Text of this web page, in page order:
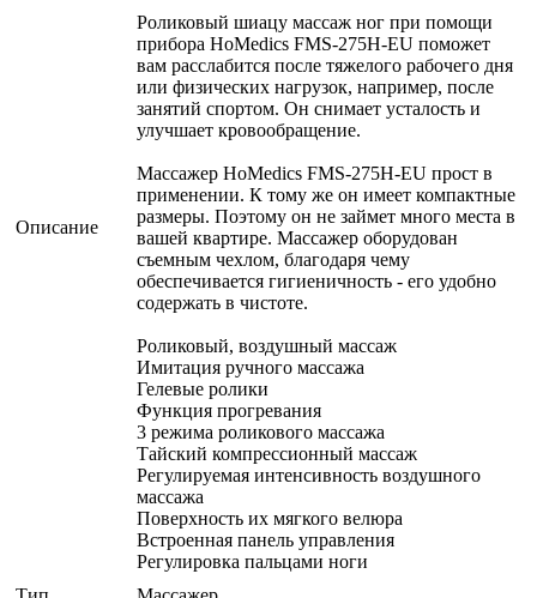
Описание
Роликовый шиацу массаж ног при помощи
прибора HoMedics FMS-275H-EU поможет
вам расслабится после тяжелого рабочего дня
или физических нагрузок, например, после
занятий спортом. Он снимает усталость и
улучшает кровообращение.
Массажер HoMedics FMS-275H-EU прост в
применении. К тому же он имеет компактные
размеры. Поэтому он не займет много места в
вашей квартире. Массажер оборудован
съемным чехлом, благодаря чему
обеспечивается гигиеничность - его удобно
содержать в чистоте.
Роликовый, воздушный массаж
Имитация ручного массажа
Гелевые ролики
Функция прогревания
3 режима роликового массажа
Тайский компрессионный массаж
Регулируемая интенсивность воздушного
массажа
Поверхность их мягкого велюра
Встроенная панель управления
Регулировка пальцами ноги